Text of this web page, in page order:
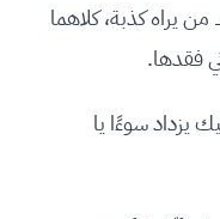
يراه كذبة، كلاهما
فقدها.
يزداد سوءًا يا